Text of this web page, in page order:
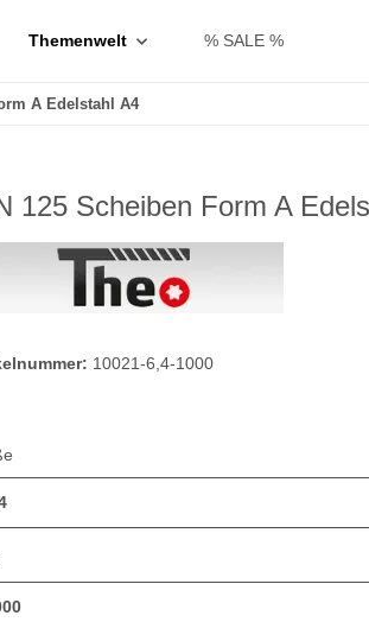
Themenwelt % SALE %
A Edelstahl A4
125 Scheiben Form A
10021-6,4-1000